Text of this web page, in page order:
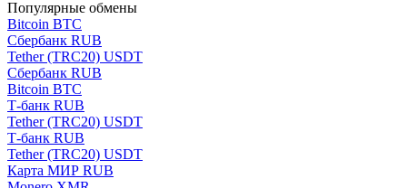
Популярные обмены
Bitcoin BTC
Сбербанк RUB
Tether (TRC20) USDT
Сбербанк RUB
Bitcoin BTC
Т-банк RUB
Tether (TRC20) USDT
Т-банк RUB
Tether (TRC20) USDT
Карта МИР RUB